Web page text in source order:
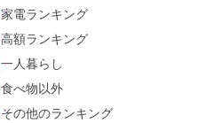
家電ランキング
高額ランキング
一人暮らし
食べ物以外
その他のランキング